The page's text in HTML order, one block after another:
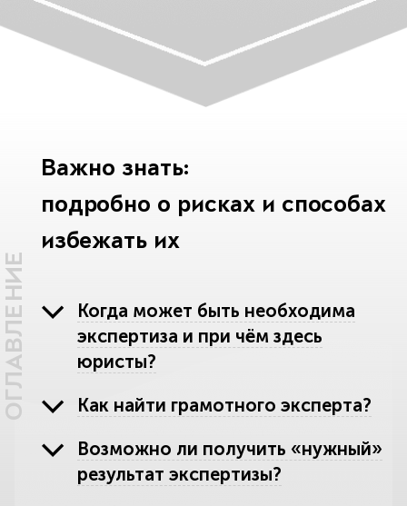
ОГЛАВЛЕНИЕ
Важно знать:
подробно о рисках и способах
избежать их
Когда может быть необходима
экспертиза и при чём здесь
юристы?
Как найти грамотного эксперта?
Возможно ли получить «нужный»
результат экспертизы?